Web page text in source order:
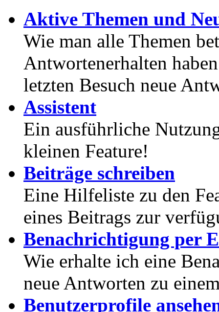
Aktive Themen und
Wie man alle Themen
Antwortenerhalten
letzten Besuch neue
Assistent
Ein ausführliche
kleinen Feature!
Beiträge schreiben
Eine Hilfeliste zu den
eines Beitrags zur
Benachrichtigung per
Wie erhalte ich eine
neue Antworten zu
Benutzerprofile